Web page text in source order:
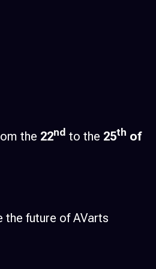
the 22nd to the 25th of
future of AVarts